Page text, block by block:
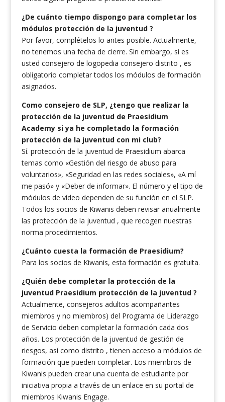
¿De cuánto tiempo dispongo para completar los
módulos protección de la juventud ?
Por favor, complételos lo antes posible. Actualmente,
no tenemos una fecha de cierre. Sin embargo, si es
usted consejero de logopedia consejero distrito , es
obligatorio completar todos los módulos de formación
asignados.
Como consejero de SLP, ¿tengo que realizar la
protección de la juventud de Praesidium
Academy si ya he completado la formación
protección de la juventud con mi club?
Sí. protección de la juventud de Praesidium abarca
temas como «Gestión del riesgo de abuso para
voluntarios», «Seguridad en las redes sociales», «A mí
me pasó» y «Deber de informar». El número y el tipo de
módulos de vídeo dependen de su función en el SLP.
Todos los socios de Kiwanis deben revisar anualmente
las protección de la juventud , que recogen nuestras
norma procedimientos.
¿Cuánto cuesta la formación de Praesidium?
Para los socios de Kiwanis, esta formación es gratuita.
¿Quién debe completar la protección de la
juventud Praesidium protección de la juventud ?
Actualmente, consejeros adultos acompañantes
miembros y no miembros) del Programa de Liderazgo
de Servicio deben completar la formación cada dos
años. Los protección de la juventud de gestión de
riesgos, así como distrito , tienen acceso a módulos de
formación que pueden completar. Los miembros de
Kiwanis pueden crear una cuenta de estudiante por
iniciativa propia a través de un enlace en su portal de
miembros Kiwanis Engage.